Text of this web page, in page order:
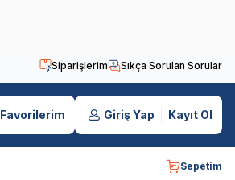
Siparişlerim Sıkça Sorulan Sorular
Favorilerim Giriş Yap Kayıt Ol
Sepetim